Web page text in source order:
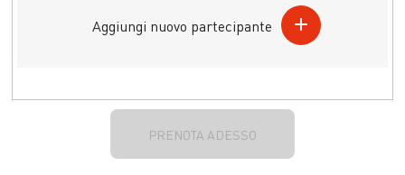
Aggiungi nuovo partecipante
PRENOTA ADESSO